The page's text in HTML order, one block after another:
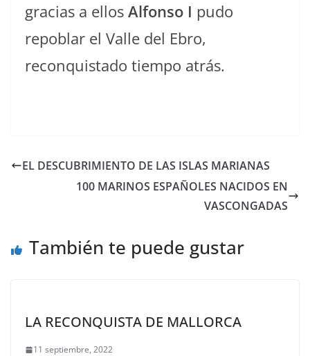
gracias a ellos Alfonso I pudo
repoblar el Valle del Ebro,
reconquistado tiempo atrás.
EL DESCUBRIMIENTO DE LAS ISLAS MARIANAS
100 MARINOS ESPAÑOLES NACIDOS EN
VASCONGADAS
También te puede gustar
LA RECONQUISTA DE MALLORCA
11 septiembre, 2022